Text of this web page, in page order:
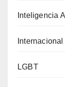
Inteligencia
Internacional
LGBT